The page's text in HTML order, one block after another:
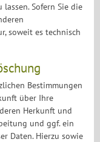
Sofern Sie die
soweit es technisch
Bestimmungen
über Ihre
Herkunft und
und ggf. ein
Daten. Hierzu sowie